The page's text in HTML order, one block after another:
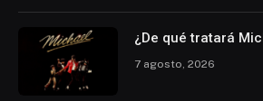
¿De qué tratará
7 agosto, 2026